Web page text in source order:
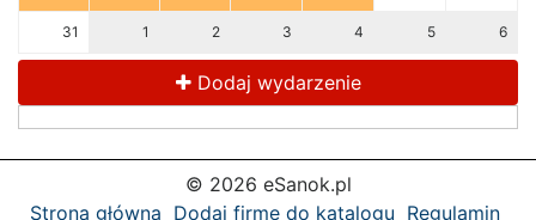
31 1 2 3 4 5 6
Dodaj wydarzenie
© 2026 eSanok.pl
Strona główna Dodaj firmę do katalogu Regulamin